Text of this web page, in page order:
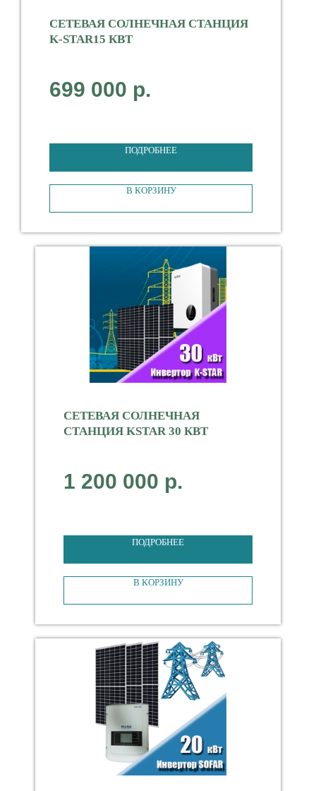
СЕТЕВАЯ СОЛНЕЧНАЯ СТАНЦИЯ
K-STAR15 КВТ
Тип Сетевая
3-фазная
699 000 р.
ПОДРОБНЕЕ
В КОРЗИНУ
СЕТЕВАЯ СОЛНЕЧНАЯ
СТАНЦИЯ KSTAR 30 КВТ
Тип Сетевая
3-фазная
1 200 000 р.
ПОДРОБНЕЕ
В КОРЗИНУ